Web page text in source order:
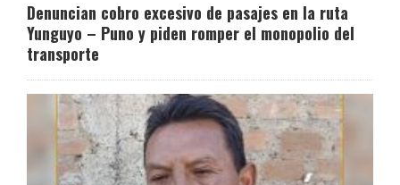
Denuncian cobro excesivo de pasajes en la ruta
Yunguyo – Puno y piden romper el monopolio del
transporte